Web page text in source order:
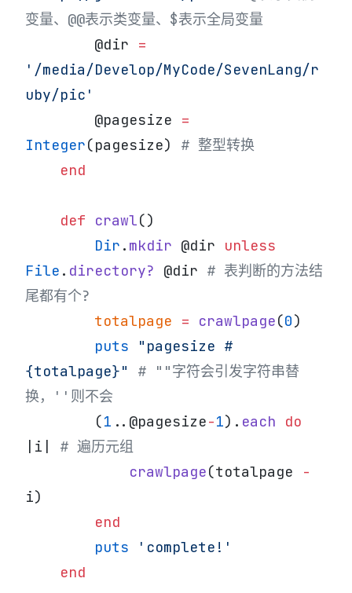
变量、@@表示类变量、$表示全局变量
        @dir
=
'/media/Develop/MyCode/SevenLang/r
uby/pic'
        @pagesize
=
Integer(pagesize) # 整型转换
    end
    def
crawl()
        Dir
. mkdir @dir unless
File . directory? @dir # 表判断的方法结
尾都有个?
        totalpage
= crawlpage(0)
        puts
"pagesize #
{totalpage}"
# ""字符会引发字符串替
换，''则不会
        (
1 ..@pagesize-1). each do
|i| # 遍历元组
            crawlpage
(totalpage
-
i)
        end
        puts
'complete!'
    end